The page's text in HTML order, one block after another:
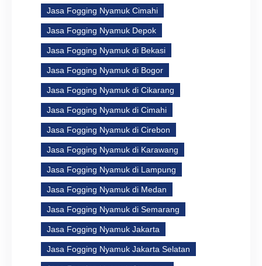
Jasa Fogging Nyamuk Cimahi
Jasa Fogging Nyamuk Depok
Jasa Fogging Nyamuk di Bekasi
Jasa Fogging Nyamuk di Bogor
Jasa Fogging Nyamuk di Cikarang
Jasa Fogging Nyamuk di Cimahi
Jasa Fogging Nyamuk di Cirebon
Jasa Fogging Nyamuk di Karawang
Jasa Fogging Nyamuk di Lampung
Jasa Fogging Nyamuk di Medan
Jasa Fogging Nyamuk di Semarang
Jasa Fogging Nyamuk Jakarta
Jasa Fogging Nyamuk Jakarta Selatan